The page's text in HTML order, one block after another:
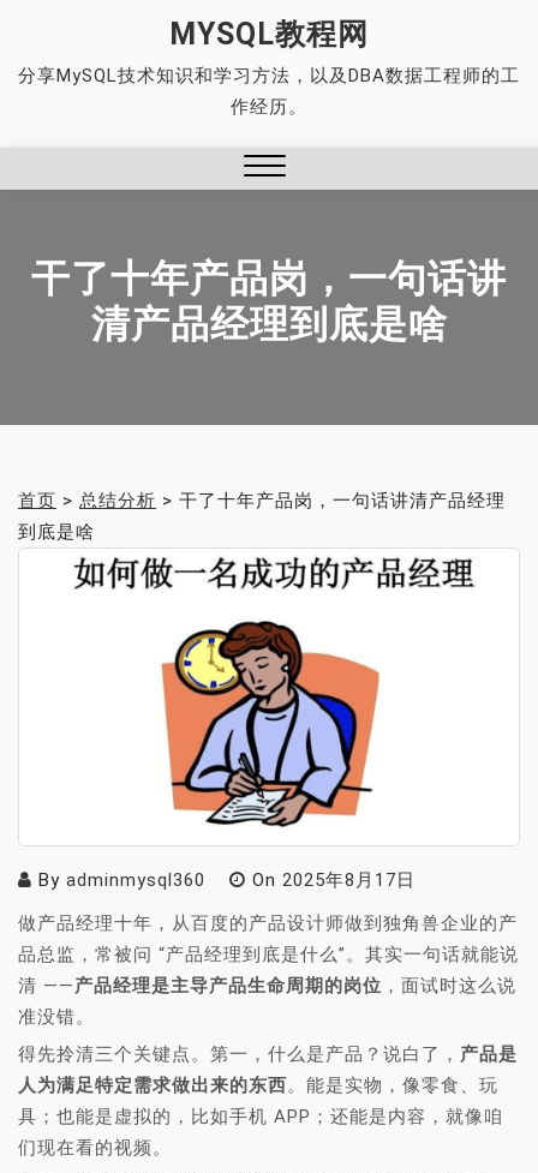
content
MYSQL教程网
分享MySQL技术知识和学习方法，以及DBA数据工程师的工
作经历。
干了十年产品岗，一句话讲
清产品经理到底是啥
首页 > 总结分析 > 干了十年产品岗，一句话讲清产品经理
到底是啥
By adminmysql360 On 2025年8月17日
做产品经理十年，从百度的产品设计师做到独角兽企业的产
品总监，常被问 “产品经理到底是什么”。其实一句话就能说
清 ——产品经理是主导产品生命周期的岗位 ，面试时这么说
准没错。
得先拎清三个关键点。第一，什么是产品？说白了， 产品是
人为满足特定需求做出来的东西。能是实物，像零食、玩
具；也能是虚拟的，比如手机 APP；还能是内容，就像咱
们现在看的视频。